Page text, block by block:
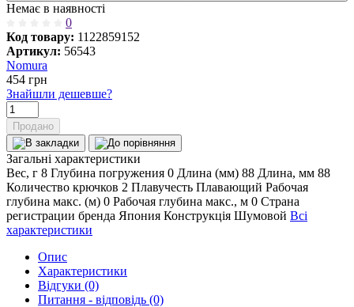
Немає в наявності
0
Код товару: 1122859152
Артикул: 56543
Nomura
454 грн
Знайшли дешевше?
Продано
Загальні характеристики
Вес, г 8 Глубина погружения 0 Длина (мм) 88 Длина, мм 88
Количество крючков 2 Плавучесть Плавающий Рабочая
глубина макс. (м) 0 Рабочая глубина макс., м 0 Страна
регистрации бренда Япония Конструкція Шумовой Всі
характеристики
Опис
Характеристики
Відгуки (0)
Питання - відповідь (0)